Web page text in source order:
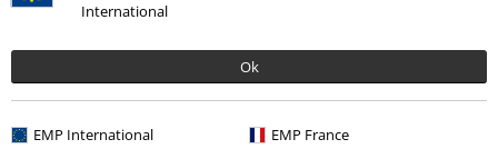
International
Ok
EMP International EMP France
€ 19,99
Enfants - Personnages
Super
Mario
PVC€ 32,99
Enfants - Pikachu - Charged for
snoozing!
pour enfant